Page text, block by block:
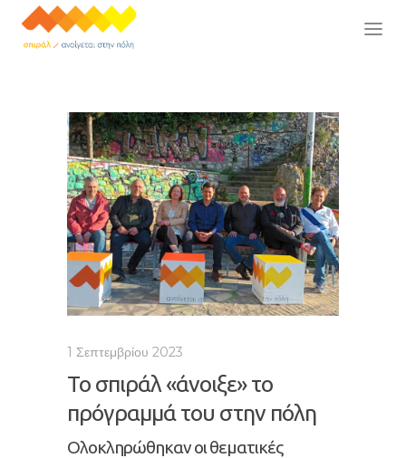
1 Σεπτεμβρίου 2023
Το σπιράλ «άνοιξε» το
πρόγραμμά του στην πόλη
Ολοκληρώθηκαν οι θεματικές